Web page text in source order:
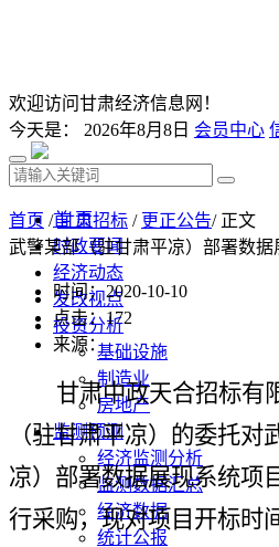
欢迎访问甘肃经济信息网！
今天是： 2026年8月8日 会员中心
首 页
时政要闻
经济动态
发改视点
投资分析
基础设施
制造业
房地产
监测预测
经济监测分析
监测数据汇总
经济数据
统计公报
首页 /甘肃招标 / 更正公告/ 正文
武警某部（驻甘肃平凉）部署数
时间：2020-10-10
点击：172
来源：
甘肃中政天合招标有
（驻甘肃平凉）的委托对
凉）部署数据展现系统项
行采购，现对项目开标时